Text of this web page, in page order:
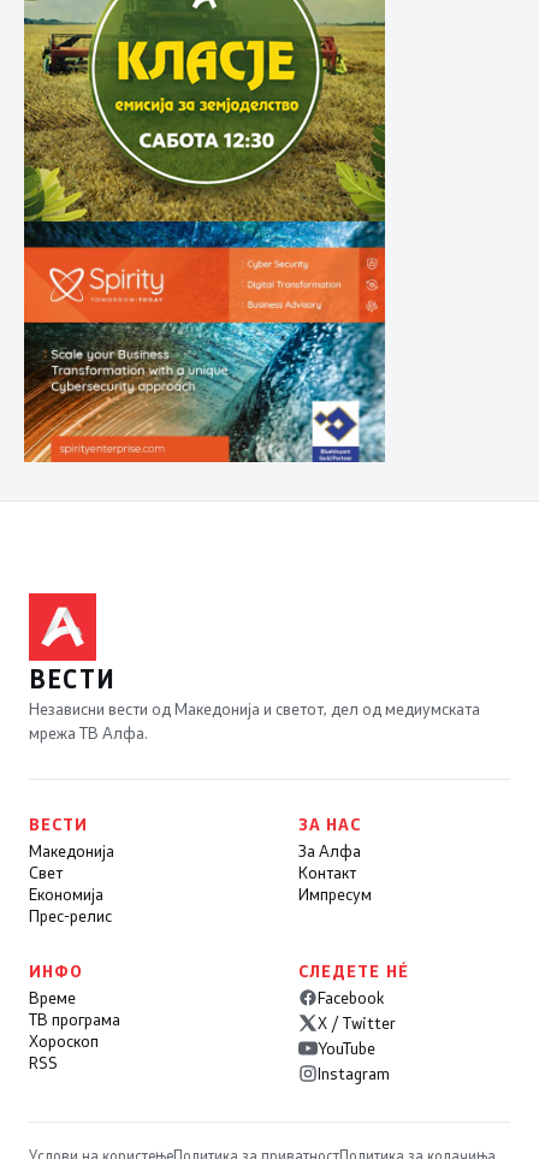
ВЕСТИ
Независни вести од Македонија и светот, дел од медиумската
мрежа ТВ Алфа.
ВЕСТИ
Македонија
Свет
Економија
Прес-релис
ЗА НАС
За Алфа
Контакт
Импресум
ИНФО
Време
ТВ програма
Хороскоп
RSS
СЛЕДЕТЕ НÉ
Facebook
X / Twitter
YouTube
Instagram